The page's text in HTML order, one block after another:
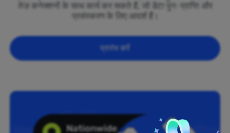
तेज़ कनेक्शनों के साथ कार्य कर सकते हैं, जो डेटा पुनः प्राप्ति और
प्रसंस्करण के लिए आदर्श हैं।
प्रारंभ करें